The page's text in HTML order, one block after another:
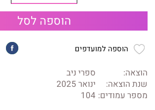
הוספה לסל
הוספה למועדפים
הוצאה:
ספרי ניב
שנת הוצאה:
ינואר 2025
מספר עמודים: 104